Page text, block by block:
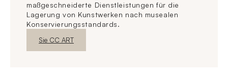
maßgeschneiderte Dienstleistungen für die
Lagerung von Kunstwerken nach musealen
Konservierungsstandards.
Neues FensterEntdecken
Sie CC ART